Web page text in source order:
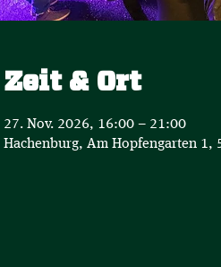
Zeit & Ort
27. Nov. 2026, 16:00 – 21:00
Hachenburg, Am Hopfengarten 1,